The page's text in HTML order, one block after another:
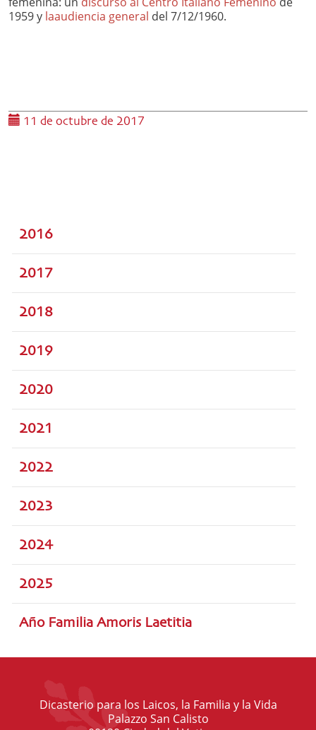
1959 y laaudiencia general del 7/12/1960.
11 de octubre de 2017
2016
2017
2018
2019
2020
2021
2022
2023
2024
2025
Año Familia Amoris Laetitia
Dicasterio para los Laicos, la Familia y la Vida
Palazzo San Calisto